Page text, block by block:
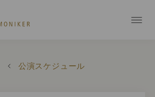
公演スケジュール